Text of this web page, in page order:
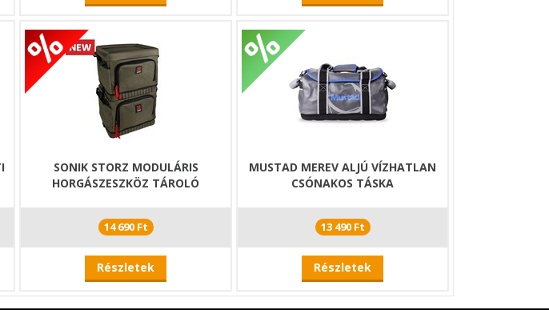
SONIK STORZ MODULÁRIS
HORGÁSZESZKÖZ TÁROLÓ
14 690 Ft
Részletek
MUSTAD MEREV ALJÚ VÍZHATLAN
CSÓNAKOS TÁSKA
13 490 Ft
Részletek